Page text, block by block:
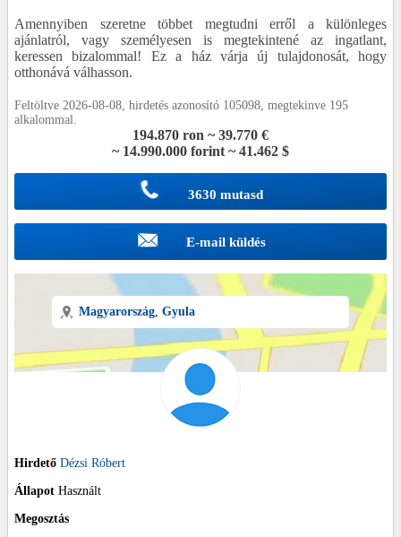
Amennyiben szeretne többet megtudni erről a különleges
ajánlatról, vagy személyesen is megtekintené az ingatlant,
keressen bizalommal! Ez a ház várja új tulajdonosát, hogy
otthonává válhasson.
Feltöltve 2026-08-08, hirdetés azonosító 105098, megtekinve 195
alkalommal.
194.870 ron ~ 39.770 €
~ 14.990.000 forint ~ 41.462 $
3630 mutasd
E-mail küldés
Magyarország, Gyula
Hirdető Dézsi Róbert
Állapot Használt
Megosztás